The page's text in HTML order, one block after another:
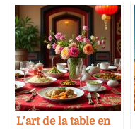
L’art de la table en